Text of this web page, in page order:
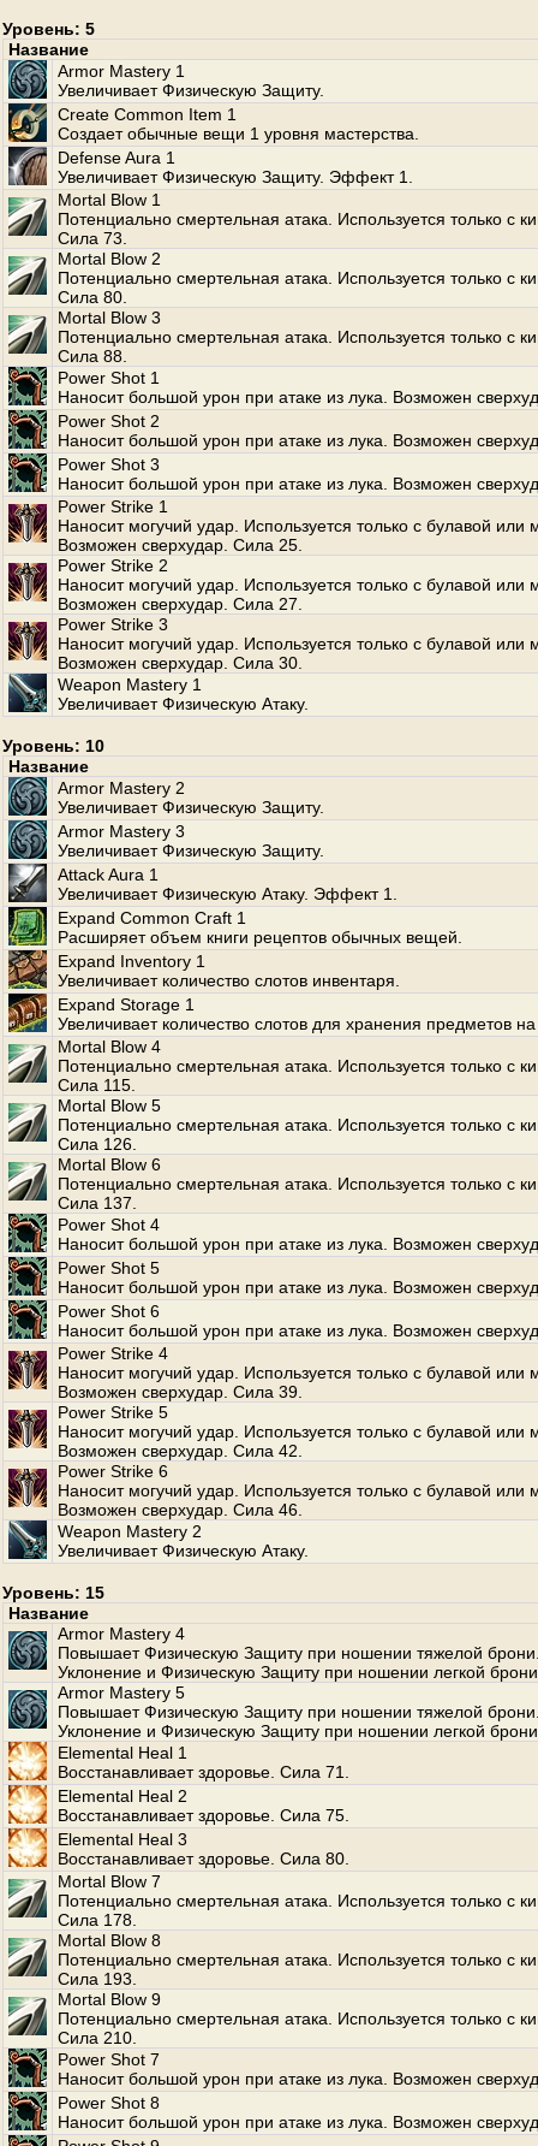
Уровень: 5
Название
Armor Mastery 1
Увеличивает Физическую Защиту.
Create Common Item 1
Создает обычные вещи 1 уровня мастерства.
Defense Aura 1
Увеличивает Физическую Защиту. Эффект 1.
Mortal Blow 1
Потенциально смертельная атака. Используется только с
Сила 73.
Mortal Blow 2
Потенциально смертельная атака. Используется только с
Сила 80.
Mortal Blow 3
Потенциально смертельная атака. Используется только с
Сила 88.
Power Shot 1
Наносит большой урон при атаке из лука. Возможен
Power Shot 2
Наносит большой урон при атаке из лука. Возможен
Power Shot 3
Наносит большой урон при атаке из лука. Возможен
Power Strike 1
Наносит могучий удар. Используется только с булавой или
Возможен сверхудар. Сила 25.
Power Strike 2
Наносит могучий удар. Используется только с булавой или
Возможен сверхудар. Сила 27.
Power Strike 3
Наносит могучий удар. Используется только с булавой или
Возможен сверхудар. Сила 30.
Weapon Mastery 1
Увеличивает Физическую Атаку.
Уровень: 10
Название
Armor Mastery 2
Увеличивает Физическую Защиту.
Armor Mastery 3
Увеличивает Физическую Защиту.
Attack Aura 1
Увеличивает Физическую Атаку. Эффект 1.
Expand Common Craft 1
Расширяет объем книги рецептов обычных вещей.
Expand Inventory 1
Увеличивает количество слотов инвентаря.
Expand Storage 1
Увеличивает количество слотов для хранения предметов
Mortal Blow 4
Потенциально смертельная атака. Используется только с
Сила 115.
Mortal Blow 5
Потенциально смертельная атака. Используется только с
Сила 126.
Mortal Blow 6
Потенциально смертельная атака. Используется только с
Сила 137.
Power Shot 4
Наносит большой урон при атаке из лука. Возможен
Power Shot 5
Наносит большой урон при атаке из лука. Возможен
Power Shot 6
Наносит большой урон при атаке из лука. Возможен
Power Strike 4
Наносит могучий удар. Используется только с булавой или
Возможен сверхудар. Сила 39.
Power Strike 5
Наносит могучий удар. Используется только с булавой или
Возможен сверхудар. Сила 42.
Power Strike 6
Наносит могучий удар. Используется только с булавой или
Возможен сверхудар. Сила 46.
Weapon Mastery 2
Увеличивает Физическую Атаку.
Уровень: 15
Название
Armor Mastery 4
Повышает Физическую Защиту при ношении тяжелой
Уклонение и Физическую Защиту при ношении легкой
Armor Mastery 5
Повышает Физическую Защиту при ношении тяжелой
Уклонение и Физическую Защиту при ношении легкой
Elemental Heal 1
Восстанавливает здоровье. Сила 71.
Elemental Heal 2
Восстанавливает здоровье. Сила 75.
Elemental Heal 3
Восстанавливает здоровье. Сила 80.
Mortal Blow 7
Потенциально смертельная атака. Используется только с
Сила 178.
Mortal Blow 8
Потенциально смертельная атака. Используется только с
Сила 193.
Mortal Blow 9
Потенциально смертельная атака. Используется только с
Сила 210.
Power Shot 7
Наносит большой урон при атаке из лука. Возможен
Power Shot 8
Наносит большой урон при атаке из лука. Возможен